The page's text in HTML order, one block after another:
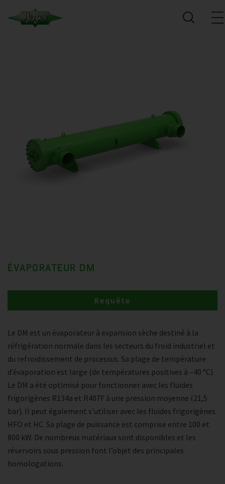
ÉVAPORATEUR DM
Le DM est un évaporateur à expansion sèche destiné à la
réfrigération normale dans les secteurs du froid industriel et
du refroidissement de processus. Sa plage de température
d’évaporation est large (de températures positives à –40 °C).
Le DM a été optimisé pour fonctionner avec les fluides
frigorigènes R134a et R407F à une pression moyenne (21,5
bar). Il peut également s’utiliser avec les fluides frigorigènes
HFO et HC. Sa plage de puissance est comprise entre 100 et
800 kW. De nombreux matériaux sont disponibles et les
réservoirs sous pression font l’objet des principales
homologations.
Requête